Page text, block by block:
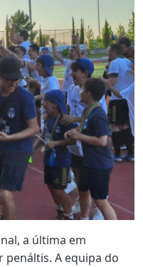
a última em
penáltis. A equipa do